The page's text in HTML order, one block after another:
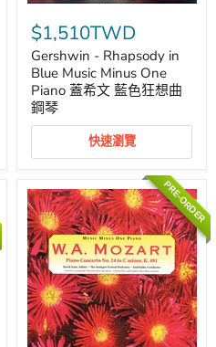
Gershwin
Rhapsody
in
Blue
Music
Minus
One
Piano
希
藍
色
狂
想
曲
鋼
琴
$1,510TWD
Gershwin - Rhapsody in
Blue Music Minus One
Piano 蓋希文 藍色狂想曲
鋼琴
快速瀏覽
PRE-ORDER